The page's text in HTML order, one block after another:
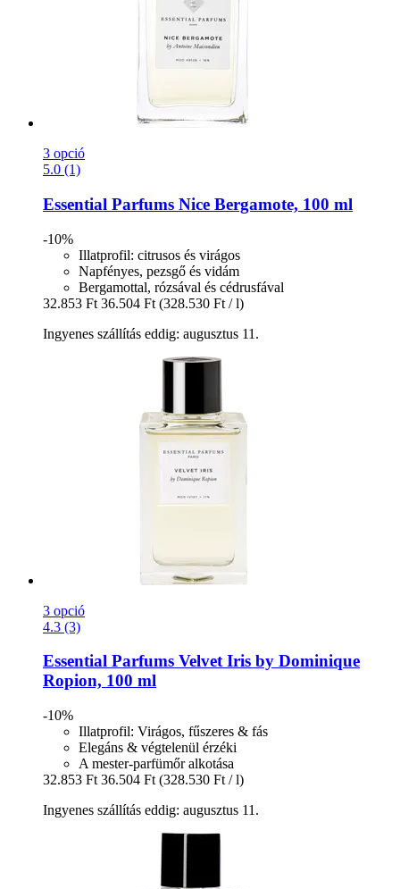
3 opció
5.0 (1)
Essential Parfums Nice Bergamote, 100 ml
-10%
Illatprofil: citrusos és virágos
Napfényes, pezsgő és vidám
Bergamottal, rózsával és cédrusfával
32.853 Ft 36.504 Ft (328.530 Ft / l)
Ingyenes szállítás eddig: augusztus 11.
3 opció
4.3 (3)
Essential Parfums Velvet Iris by Dominique
Ropion, 100 ml
-10%
Illatprofil: Virágos, fűszeres & fás
Elegáns & végtelenül érzéki
A mester-parfümőr alkotása
32.853 Ft 36.504 Ft (328.530 Ft / l)
Ingyenes szállítás eddig: augusztus 11.